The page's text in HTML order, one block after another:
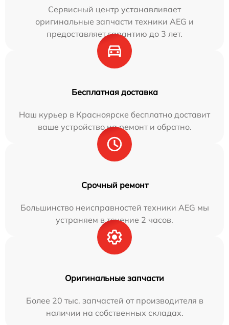
Сервисный центр устанавливает
оригинальные запчасти техники AEG и
предоставляет гарантию до 3 лет.
Бесплатная доставка
Наш курьер в Красноярске бесплатно доставит
ваше устройство на ремонт и обратно.
Срочный ремонт
Большинство неисправностей техники AEG мы
устраняем в течение 2 часов.
Оригинальные запчасти
Более 20 тыс. запчастей от производителя в
наличии на собственных складах.